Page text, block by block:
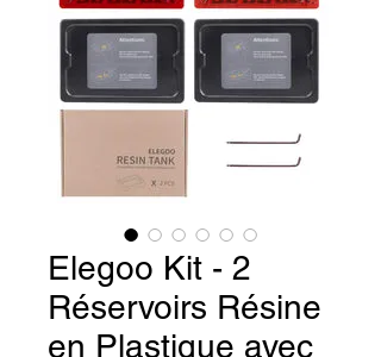
Elegoo Kit - 2
Réservoirs Résine
en Plastique avec